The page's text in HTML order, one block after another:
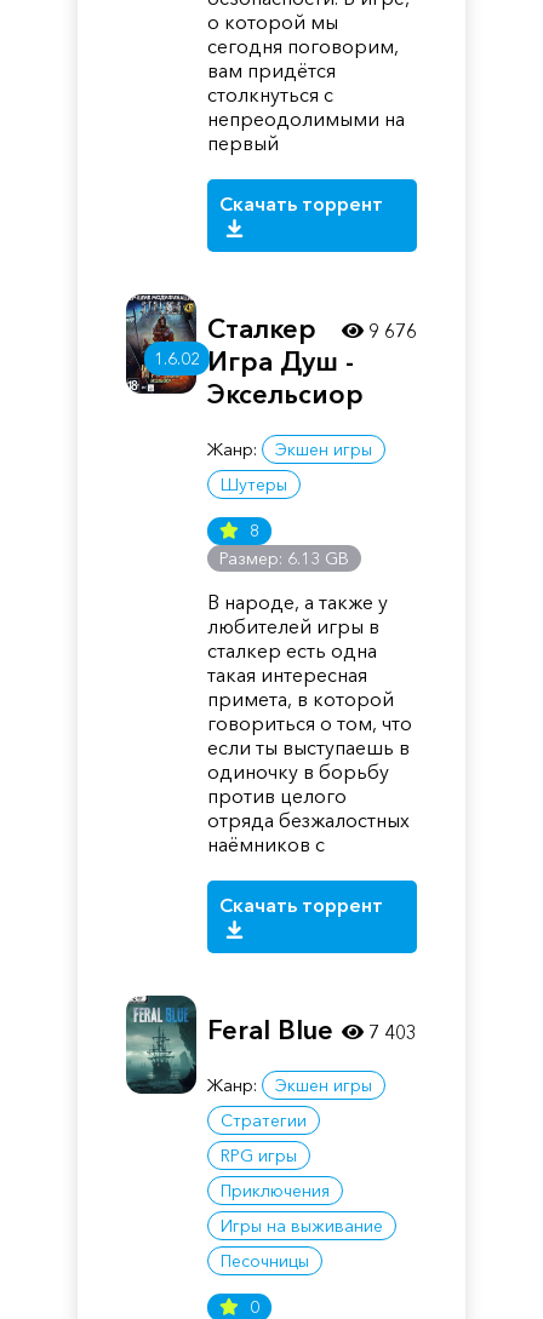
о которой мы
сегодня поговорим,
вам придётся
столкнуться с
непреодолимыми на
первый
Скачать торрент
1.6.02
Сталкер
Игра Душ -
Эксельсиор
Жанр:
Экшен игры
Шутеры
8
Размер: 6.13 GB
В народе, а также у
любителей игры в
сталкер есть одна
такая интересная
примета, в которой
говориться о том, что
если ты выступаешь в
одиночку в борьбу
против целого
отряда безжалостных
наёмников с
Скачать торрент
9 676
Feral Blue
Жанр:
Экшен игры
Стратегии
RPG игры
Приключения
Игры на выживание
Песочницы
0
7 403